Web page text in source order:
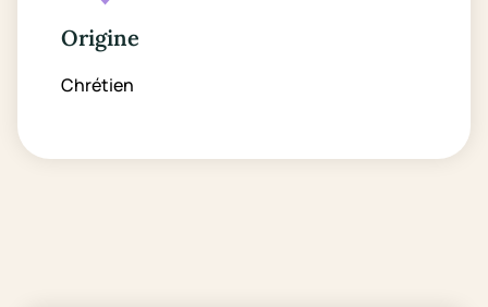
Origine
Chrétien